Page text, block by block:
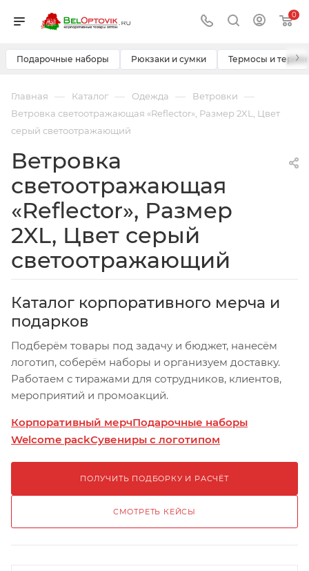
0
Подарочные наборы Рюкзаки и сумки Термосы и ›
Главная — Каталог — Одежда — Ветровки —
Ветровка светоотражающая «Reflector», Размер 2XL, Цвет
серый светоотражающий
Ветровка
светоотражающая
«Reflector», Размер
2XL, Цвет серый
светоотражающий
Каталог корпоративного мерча и
подарков
Подберём товары под задачу и бюджет, нанесём
логотип, соберём наборы и организуем доставку.
Работаем с тиражами для сотрудников, клиентов,
мероприятий и промоакций.
Корпоративный мерчПодарочные наборы
Welcome packСувениры с логотипом
ПОЛУЧИТЬ ПОДБОРКУ И РАСЧЁТ
СМОТРЕТЬ КЕЙСЫ